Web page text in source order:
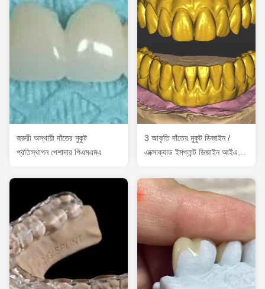
জরুরী অস্থায়ী দাঁতের মুকুট
প্রতিস্থাপন পেশাদার পিএমএমএ
3 আকৃতি দাঁতের মুকুট ডিজাইন /
এক্সোক্যাড ইমপ্লান্ট ডিজাইন আইএসও